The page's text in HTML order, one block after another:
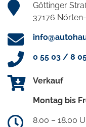
Göttinger
37176
0 55 03 / 8
Verkauf
Montag bis
8.00 – 18.00